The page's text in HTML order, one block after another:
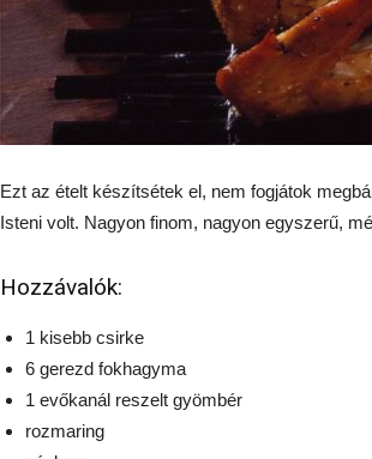
Ezt az ételt készítsétek el, nem fogjátok
Isteni volt. Nagyon finom, nagyon egyszerű,
Hozzávalók:
1 kisebb csirke
6 gerezd fokhagyma
1 evőkanál reszelt gyömbér
rozmaring